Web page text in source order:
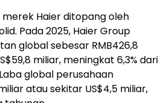
Haier ditopang oleh
Pada 2025, Haier Group
global sebesar RMB426,8
miliar, meningkat 6,3% dari
global perusahaan
atau sekitar US$4,5 miliar,